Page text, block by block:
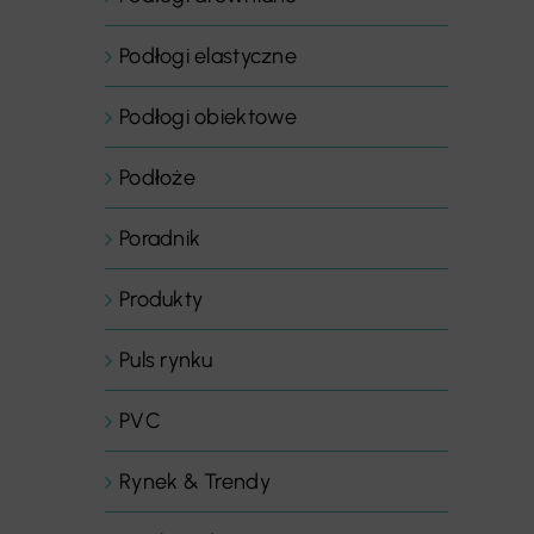
Podłogi elastyczne
Podłogi obiektowe
Podłoże
Poradnik
Produkty
Puls rynku
PVC
Rynek & Trendy